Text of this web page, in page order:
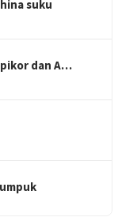
suku
dan A…